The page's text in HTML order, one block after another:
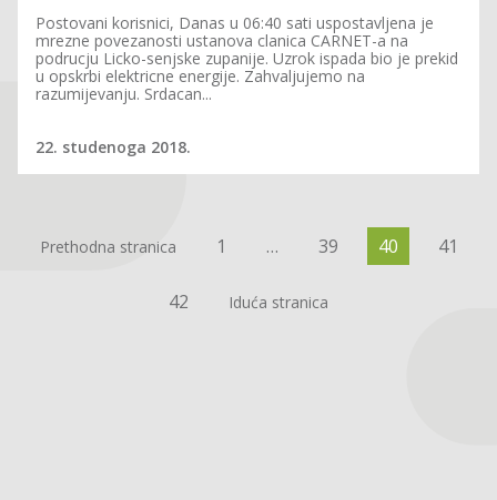
Postovani korisnici, Danas u 06:40 sati uspostavljena je
mrezne povezanosti ustanova clanica CARNET-a na
podrucju Licko-senjske zupanije. Uzrok ispada bio je prekid
u opskrbi elektricne energije. Zahvaljujemo na
razumijevanju. Srdacan...
22. studenoga 2018.
Prethodna stranica 1 … 39 40 41
42 Iduća stranica